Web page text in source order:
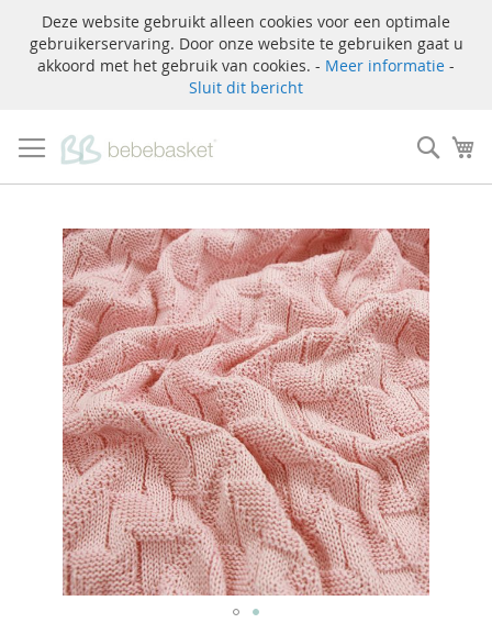
Deze website gebruikt alleen cookies voor een optimale
gebruikerservaring. Door onze website te gebruiken gaat u
akkoord met het gebruik van cookies. - Meer informatie -
Sluit dit bericht
naar
de
inhoud
Zoek